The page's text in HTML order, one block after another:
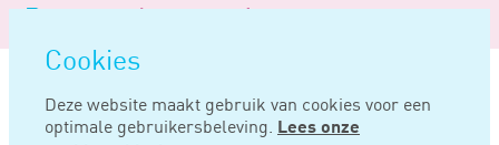
overslaan
Cookies
Deze website maakt gebruik van cookies voor een
optimale gebruikersbeleving. Lees onze
Logo
Noord
Negentig